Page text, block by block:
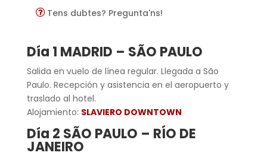
Tens dubtes? Pregunta'ns!
Día 1 MADRID – SÃO PAULO
Salida en vuelo de línea regular. Llegada a São
Paulo. Recepción y asistencia en el aeropuerto y
traslado al hotel.
Alojamiento: SLAVIERO DOWNTOWN
Día 2 SÃO PAULO – RÍO DE
JANEIRO